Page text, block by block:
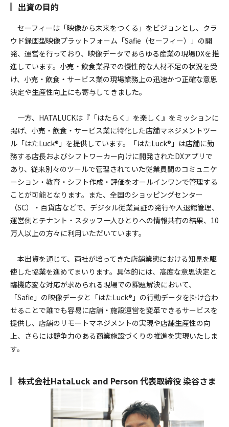
出資の目的
セーフィーは「映像から未来をつくる」をビジョンとし、クラ
ウド録画型映像プラットフォーム「Safie（セーフィー）」の開
発、運営を行っており、映像データであらゆる産業の現場DXを推
進しています。小売・飲食業界での慢性的な人材不足の状況を受
け、小売・飲食・サービス業の現場業務上の迅速かつ正確な意思
決定や生産性向上にも寄与してきました。
一方、HATALUCKは『「はたらく」を楽しく』をミッションに
掲げ、小売・飲食・サービス業に特化した店舗マネジメントツー
ル「はたLuck®」を提供しています。「はたLuck®」は店舗に勤
務する店長およびシフトワーカー向けに開発されたDXアプリで
あり、従来別々のツールで管理されていた従業員間のコミュニケ
ーション・教育・シフト作成・評価をオールインワンで管理する
ことが可能となります。また、全国のショッピングセンター
（SC）・百貨店などで、デジタル従業員証の発行や入退館管理、
運営側とテナント・スタッフ一人ひとりへの情報共有の結果、10
万人以上の方々に利用いただいています。
本出資を通じて、両社が培ってきた店舗業態における知見を駆
使した協業を進めてまいります。具体的には、高度な意思決定と
臨機応変な対応が求められる現場での課題解決において、
「Safie」の映像データと「はたLuck®」の行動データを掛け合わ
せることで誰でも容易に店舗・施設運営を変革できるサービスを
提供し、店舗のリモートマネジメントの実現や店舗生産性の向
上、さらには競争力のある商業施設づくりの推進を実現いたしま
す。
株式会社HataLuck and Person 代表取締役 染谷さま